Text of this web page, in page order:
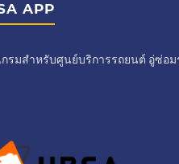
APP
รมสำหรับศูนย์บริการรถยนต์ อู่ซ่อม